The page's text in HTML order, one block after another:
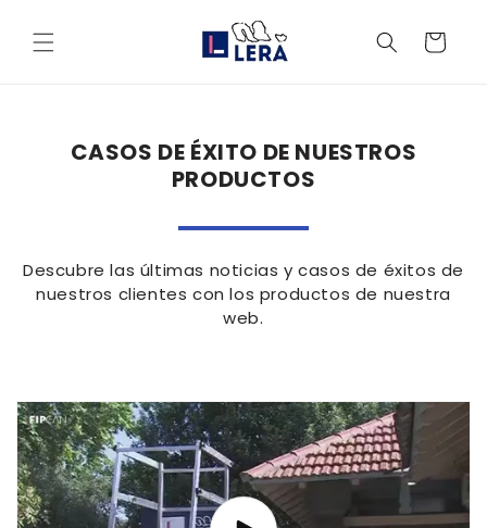
al contenido
Carrito
CASOS DE ÉXITO DE NUESTROS
PRODUCTOS
Descubre las últimas noticias y casos de éxitos de
nuestros clientes con los productos de nuestra
web.